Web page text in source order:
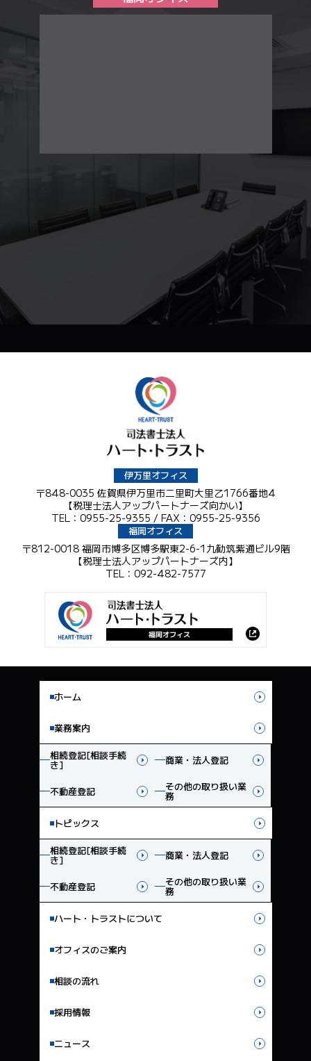
伊万里オフィス
〒848-0035 佐賀県伊万里市二里町大里乙1766番地4
【税理士法人アップパートナーズ向かい】
TEL：0955-25-9355 / FAX：0955-25-9356
福岡オフィス
〒812-0018 福岡市博多区博多駅東2-6-1九勧筑紫通ビル9階
【税理士法人アップパートナーズ内】
TEL：092-482-7577
ホーム
業務案内
相続登記[相談手続
き] 商業・法人登記
不動産登記 その他の取り扱い業
務
トピックス
相続登記[相談手続
き] 商業・法人登記
不動産登記 その他の取り扱い業
務
ハート・トラストについて
オフィスのご案内
相談の流れ
採用情報
ニュース